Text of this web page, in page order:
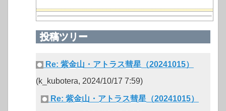
投稿ツリー
Re: 紫金山・アトラス彗星（20241015）
(k_kubotera, 2024/10/17 7:59)
Re: 紫金山・アトラス彗星（20241015）